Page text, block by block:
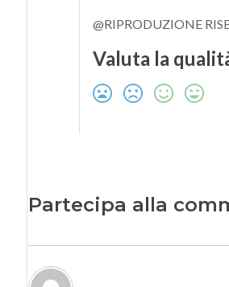
@RIPRODUZIONE
Valuta la
Partecipa alla